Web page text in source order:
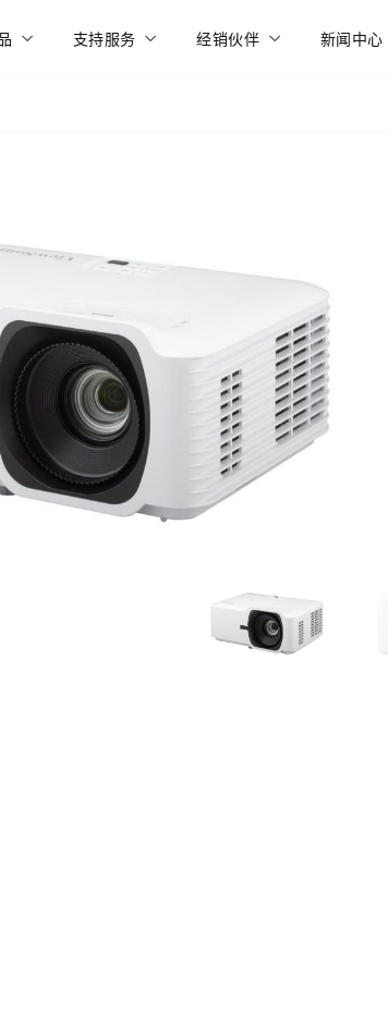
支持服务 经销伙伴 新闻中心